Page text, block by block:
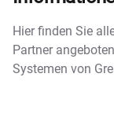
Hier finden Sie
Partner
Systemen von